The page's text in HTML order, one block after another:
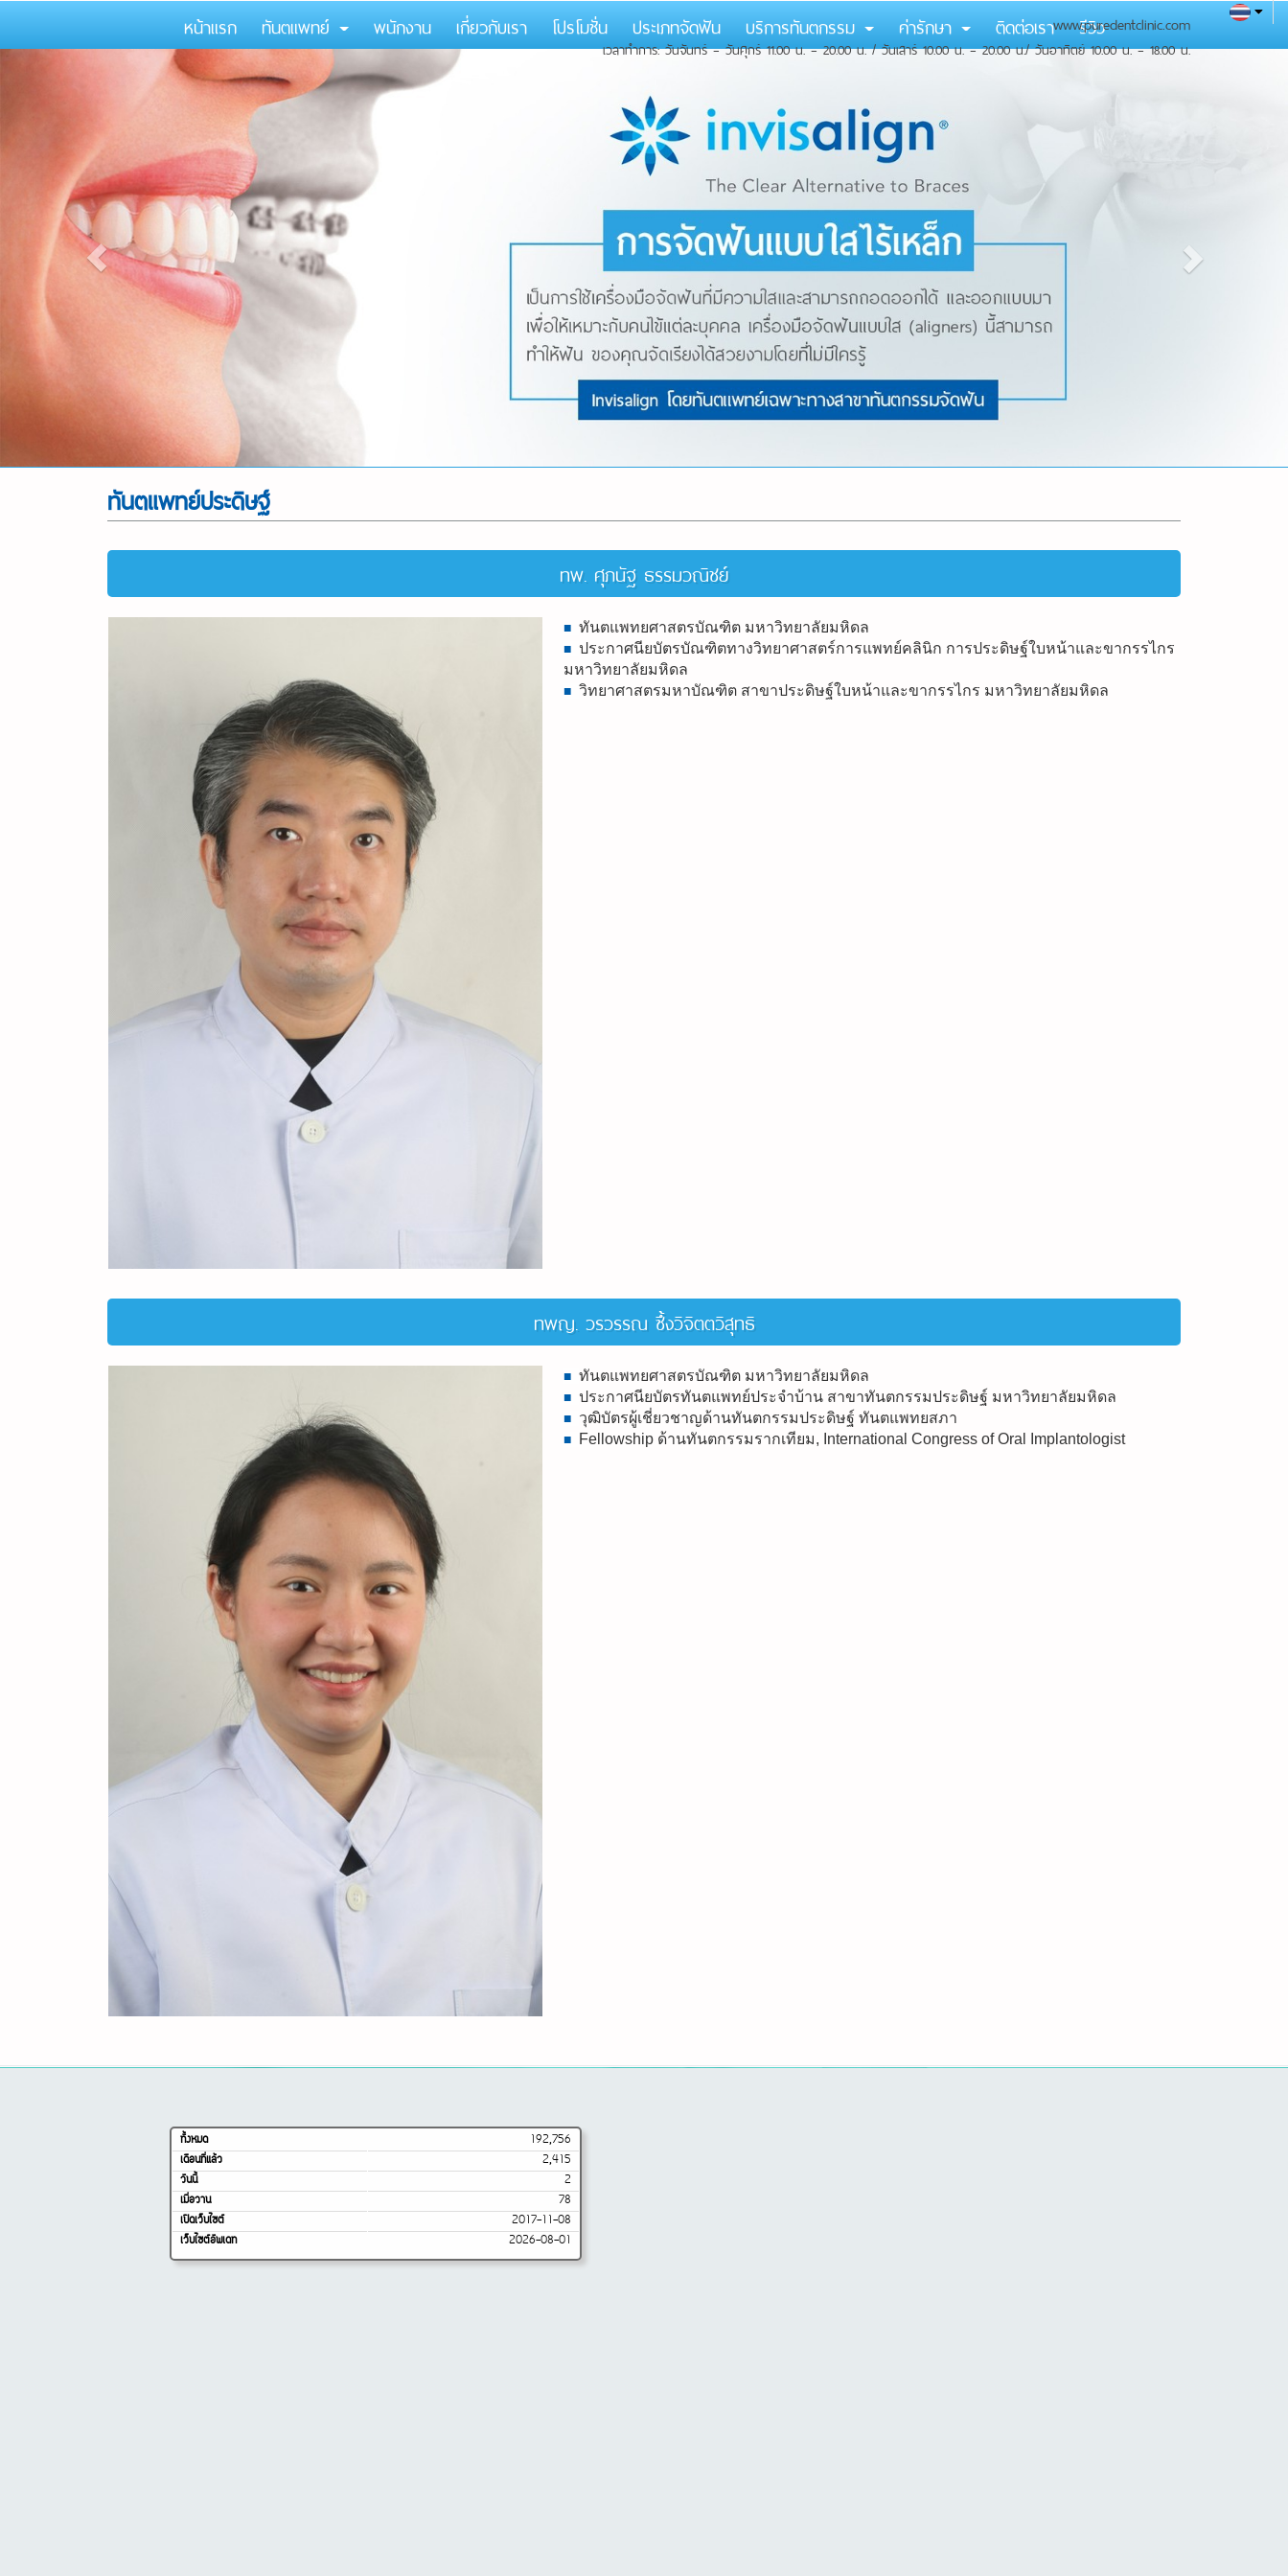
หน้าแรก ทันตแพทย์ พนักงาน เกี่ยวกับเรา โปรโมชั่น ประเภทจัดฟัน บริการทันตกรรม ค่ารักษา ติดต่อเรา รีวิว
www.puredentclinic.com
เวลาทำการ: วันจันทร์ – วันศุกร์ 11.00 น. – 20.00 น. / วันเสาร์ 10.00 น. – 20.00 น./ วันอาทิตย์ 10.00 น. – 18.00 น.
ทันตแพทย์ประดิษฐ์
ทพ. ศุภนัฐ ธรรมวณิชย์
■ ทันตแพทยศาสตรบัณฑิต มหาวิทยาลัยมหิดล
■ ประกาศนียบัตรบัณฑิตทางวิทยาศาสตร์การแพทย์คลินิก การประดิษฐ์ใบหน้าและขากรรไกร
มหาวิทยาลัยมหิดล
■ วิทยาศาสตรมหาบัณฑิต สาขาประดิษฐ์ใบหน้าและขากรรไกร มหาวิทยาลัยมหิดล
ทพญ. วรวรรณ ซึ้งวิจิตตวิสุทธิ
■ ทันตแพทยศาสตรบัณฑิต มหาวิทยาลัยมหิดล
■ ประกาศนียบัตรทันตแพทย์ประจำบ้าน สาขาทันตกรรมประดิษฐ์ มหาวิทยาลัยมหิดล
■ วุฒิบัตรผู้เชี่ยวชาญด้านทันตกรรมประดิษฐ์ ทันตแพทยสภา
■ Fellowship ด้านทันตกรรมรากเทียม, International Congress of Oral Implantologist
ทั้งหมด
192,756
เดือนที่แล้ว
2,415
วันนี้
2
เมื่อวาน
78
เปิดเว็บไซต์
2017-11-08
เว็บไซต์อัพเดท
2026-08-01